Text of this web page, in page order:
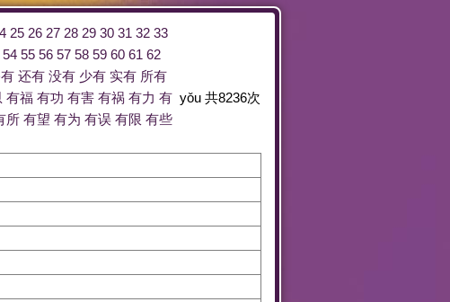
25 26 27 28 29 30 31 32 33
54 55 56 57 58 59 60 61 62
还有 没有 少有 实有 所有
有福 有功 有害 有祸 有力 有
所 有望 有为 有误 有限 有些
yǒu 共8236次